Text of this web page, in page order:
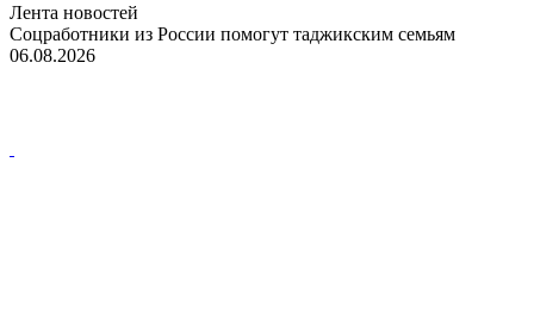
Лента новостей
Соцработники из России помогут таджикским семьям
06.08.2026